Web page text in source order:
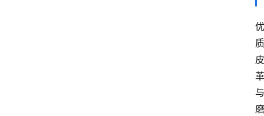
优
质
皮
革
与
磨